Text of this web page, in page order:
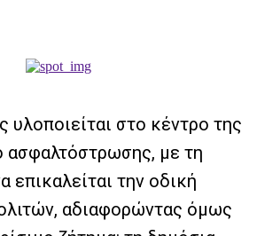
υλοποιείται στο κέντρο της
ασφαλτόστρωσης, με τη
επικαλείται την οδική
αδιαφορώντας όμως